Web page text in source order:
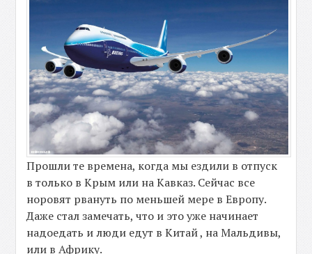
Прошли те времена, когда мы ездили в отпуск
в только в Крым или на Кавказ. Сейчас все
норовят рвануть по меньшей мере в Европу.
Даже стал замечать, что и это уже начинает
надоедать и люди едут в Китай , на Мальдивы,
или в Африку.